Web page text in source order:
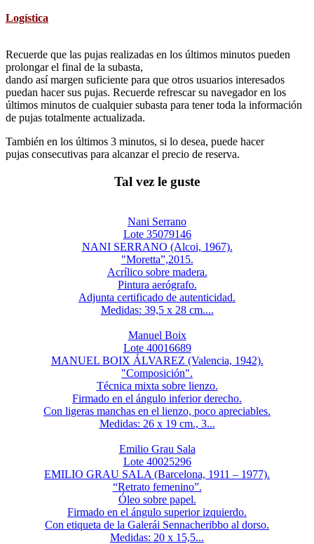
Logística
Recuerde que las pujas realizadas en los últimos minutos pueden
prolongar el final de la subasta,
dando así margen suficiente para que otros usuarios interesados
puedan hacer sus pujas. Recuerde refrescar su navegador en los
últimos minutos de cualquier subasta para tener toda la información
de pujas totalmente actualizada.
También en los últimos 3 minutos, si lo desea, puede hacer
pujas consecutivas para alcanzar el precio de reserva.
Tal vez le guste
Nani Serrano
Lote 35079146
NANI SERRANO (Alcoi, 1967).
"Moretta”,2015.
Acrílico sobre madera.
Pintura aerógrafo.
Adjunta certificado de autenticidad.
Medidas: 39,5 x 28 cm....
Manuel Boix
Lote 40016689
MANUEL BOIX ÁLVAREZ (Valencia, 1942).
"Composición".
Técnica mixta sobre lienzo.
Firmado en el ángulo inferior derecho.
Con ligeras manchas en el lienzo, poco apreciables.
Medidas: 26 x 19 cm., 3...
Emilio Grau Sala
Lote 40025296
EMILIO GRAU SALA (Barcelona, 1911 – 1977).
“Retrato femenino”.
Óleo sobre papel.
Firmado en el ángulo superior izquierdo.
Con etiqueta de la Galerái Sennacheribbo al dorso.
Medidas: 20 x 15,5...